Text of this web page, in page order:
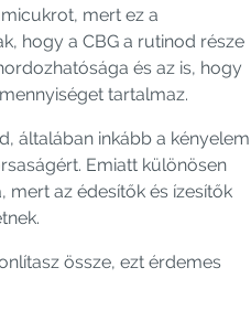
mert ez a
hogy a CBG a rutinod része
és az is, hogy
tartalmaz.
általában inkább a kényelem
Emiatt különösen
mert az édesítők és ízesítők
össze, ezt érdemes